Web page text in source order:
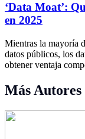
‘Data Moat’:
en 2025
Mientras la mayoría
datos públicos, los
obtener ventaja
Más